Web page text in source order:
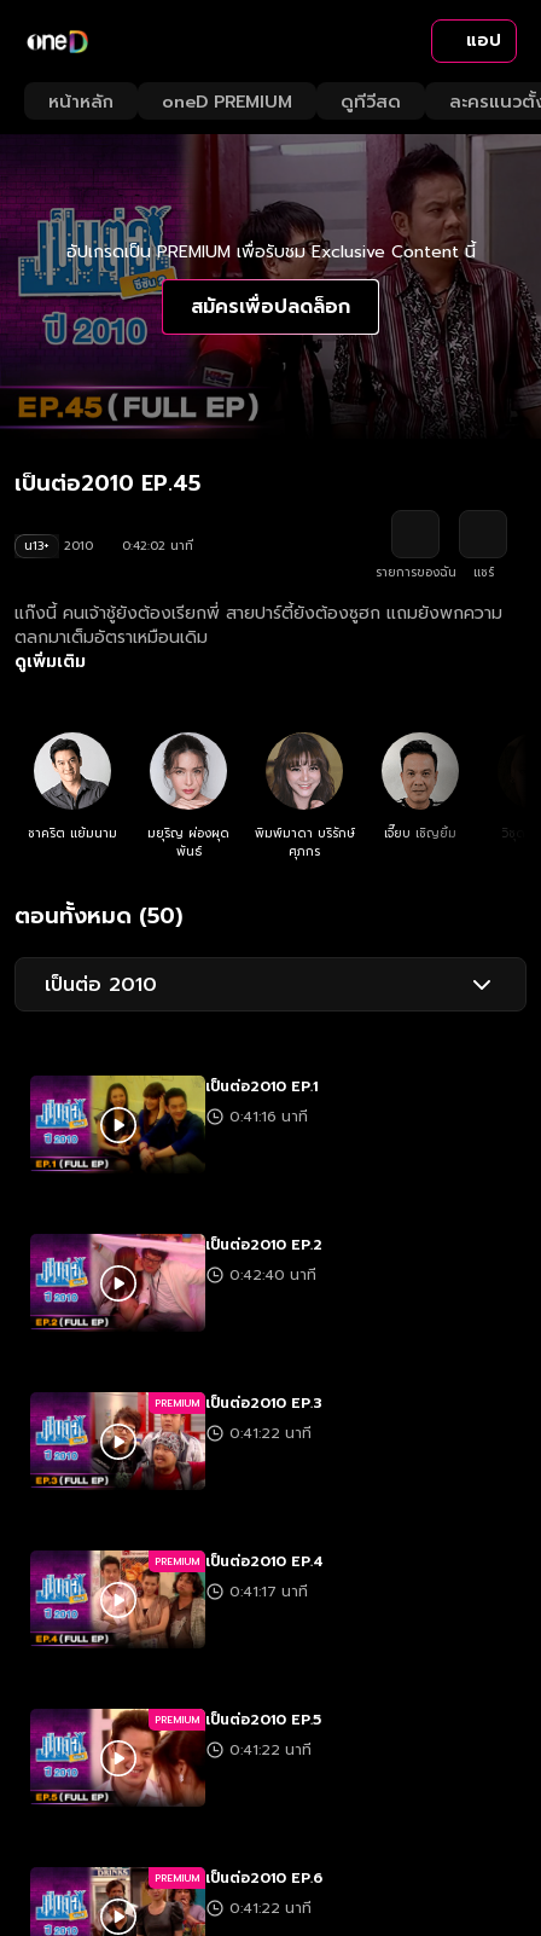
แอป
หน้าหลัก oneD PREMIUM ดูทีวีสด ละครแนวตั้
อัปเกรดเป็น PREMIUM เพื่อรับชม Exclusive Content นี้
สมัครเพื่อปลดล็อก
เป็นต่อ2010 EP.45
น13+ 2010
0:42:02 นาที
รายการของฉัน
แชร์
แก๊งนี้ คนเจ้าชู้ยังต้องเรียกพี่ สายปาร์ตี้ยังต้องซูฮก แถมยังพกความ
ตลกมาเต็มอัตราเหมือนเดิม
ดูเพิ่มเติม
ชาคริต แย้มนาม
มยุริญ ผ่องผุด
พันธ์
พิมพ์มาดา บริรักษ์
ศุภกร
เจี๊ยบ เชิญยิ้ม วิชุดา
ตอนทั้งหมด (50)
เป็นต่อ 2010
เป็นต่อ2010 EP.1
0:41:16 นาที
เป็นต่อ2010 EP.2
0:42:40 นาที
PREMIUM เป็นต่อ2010 EP.3
0:41:22 นาที
PREMIUM เป็นต่อ2010 EP.4
0:41:17 นาที
PREMIUM เป็นต่อ2010 EP.5
0:41:22 นาที
PREMIUM เป็นต่อ2010 EP.6
0:41:22 นาที